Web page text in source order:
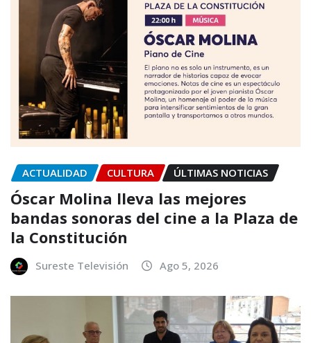
ACTUALIDAD CULTURA ÚLTIMAS NOTICIAS
Óscar Molina lleva las mejores
bandas sonoras del cine a la Plaza de
la Constitución
Sureste Televisión Ago 5, 2026